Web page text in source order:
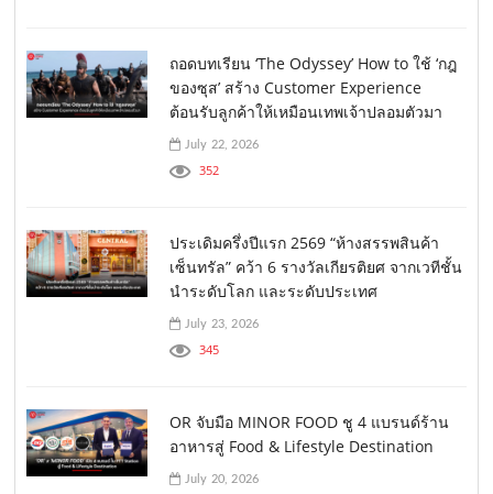
ถอดบทเรียน ‘The Odyssey’ How to ใช้ ‘กฎ
ของซุส’ สร้าง Customer Experience
ต้อนรับลูกค้าให้เหมือนเทพเจ้าปลอมตัวมา
July 22, 2026
352
ประเดิมครึ่งปีแรก 2569 “ห้างสรรพสินค้า
เซ็นทรัล” คว้า 6 รางวัลเกียรติยศ จากเวทีชั้น
นำระดับโลก และระดับประเทศ
July 23, 2026
345
OR จับมือ MINOR FOOD ชู 4 แบรนด์ร้าน
อาหารสู่ Food & Lifestyle Destination
July 20, 2026